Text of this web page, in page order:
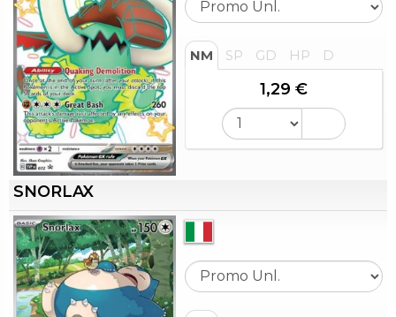
NM SP GD HP D
1,29 €
SNORLAX